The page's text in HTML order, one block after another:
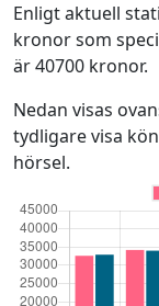
Enligt aktuell
kronor som
är 40700 kronor.
Nedan visas
tydligare visa
hörsel.